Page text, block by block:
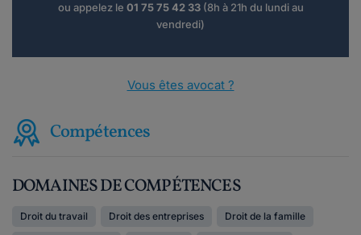
ou appelez le 01 75 75 42 33(8h à 21h du lundi au
vendredi)
Vous êtes avocat ?
Compétences
DOMAINES DE COMPÉTENCES
Droit du travail Droit des entreprises Droit de la famille